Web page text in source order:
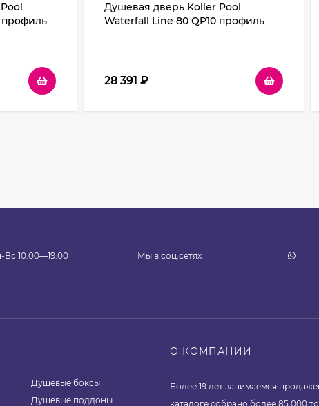
профиль
Душевая дверь Koller Pool
Waterfall Line 80 QP10 профиль
28 391 ₽
Вс 10:00—19:00 Мы в соц.сетях
Душевые боксы
Душевые поддоны
О КОМПАНИИ
Более 19 лет занимаемся
каталоге собрано более 85 000